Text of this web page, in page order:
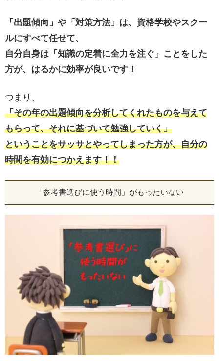
「出題傾向」や「対策方法」は、資格学校やスクー
ルにすべて任せて、
自分自身は「知識の定着に全力を注ぐ」ことをした
方が、はるかに効率が良いです！
つまり、
「その年の出題傾向を分析してくれたものを与えて
もらって、それに基づいて勉強していく」
ということをサッサとやってしまった方が、自分の
時間を有効につかえます！！
「参考書選びに使う時間」がもったいない